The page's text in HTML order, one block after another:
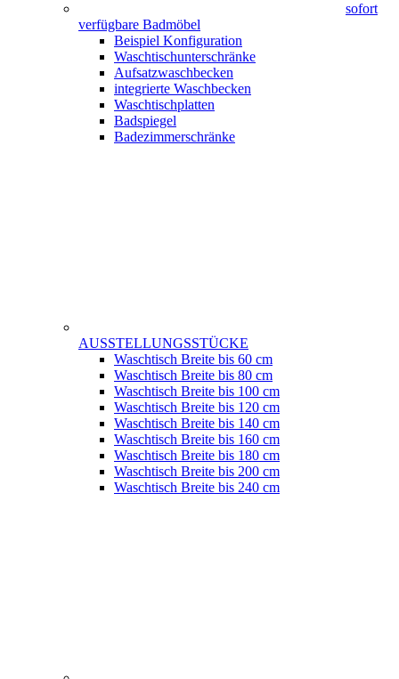
sofort
verfügbare Badmöbel
Beispiel Konfiguration
Waschtischunterschränke
Aufsatzwaschbecken
integrierte Waschbecken
Waschtischplatten
Badspiegel
Badezimmerschränke
AUSSTELLUNGSSTÜCKE
Waschtisch Breite bis 60 cm
Waschtisch Breite bis 80 cm
Waschtisch Breite bis 100 cm
Waschtisch Breite bis 120 cm
Waschtisch Breite bis 140 cm
Waschtisch Breite bis 160 cm
Waschtisch Breite bis 180 cm
Waschtisch Breite bis 200 cm
Waschtisch Breite bis 240 cm